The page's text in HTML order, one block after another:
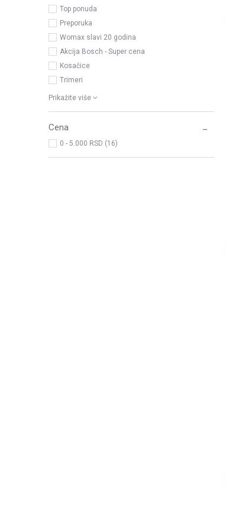
Top ponuda
Preporuka
Womax slavi 20 godina
Akcija Bosch - Super cena
Kosačice
Trimeri
Prikažite više
Cena
0 - 5.000 RSD (16)